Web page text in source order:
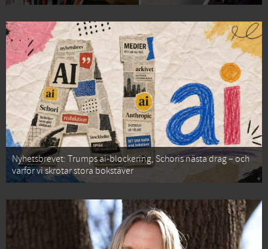
Nyhetsbrevet: Trumps ai-blockering, Schoris nästa drag – och
varför vi skrotar stora bokstäver